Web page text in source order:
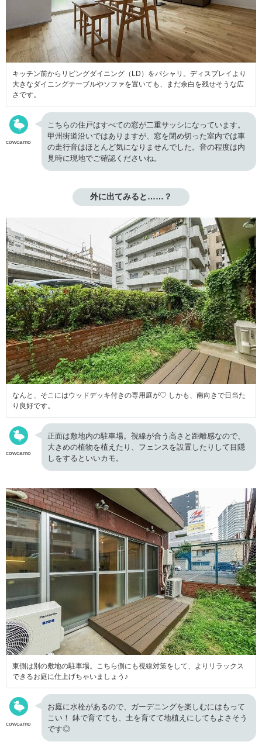
キッチン前からリビングダイニング（LD）をパシャリ。ディスプレイより
大きなダイニングテーブルやソファを置いても、まだ余白を残せそうな広
さです。
cowcamo
こちらの住戸はすべての窓が二重サッシになっています。
甲州街道沿いではありますが、窓を閉め切った室内では車
の走行音はほとんど気になりませんでした。音の程度は内
見時に現地でご確認くださいね。
外に出てみると……？
なんと、そこにはウッドデッキ付きの専用庭が♡ しかも、南向きで日当た
り良好です。
cowcamo
正面は敷地内の駐車場。視線が合う高さと距離感なので、
大きめの植物を植えたり、フェンスを設置したりして目隠
しをするといいカモ。
東側は別の敷地の駐車場。こちら側にも視線対策をして、よりリラックス
できるお庭に仕上げちゃいましょう♪
cowcamo
お庭に水栓があるので、ガーデニングを楽しむにはもって
こい！ 鉢で育てても、土を育てて地植えにしてもよさそう
です◎